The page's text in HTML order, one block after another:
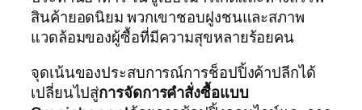
สินค้ายอดนิยม พวกเขาชอบฝูงชนและสภาพ
แวดล้อมของผู้ซื้อที่มีความสุขหลายร้อยคน
จุดเน้นของประสบการณ์การช็อปปิ้งค้าปลีกได้
เปลี่ยนไปสู่การจัดการคำสั่งซื้อแบบ